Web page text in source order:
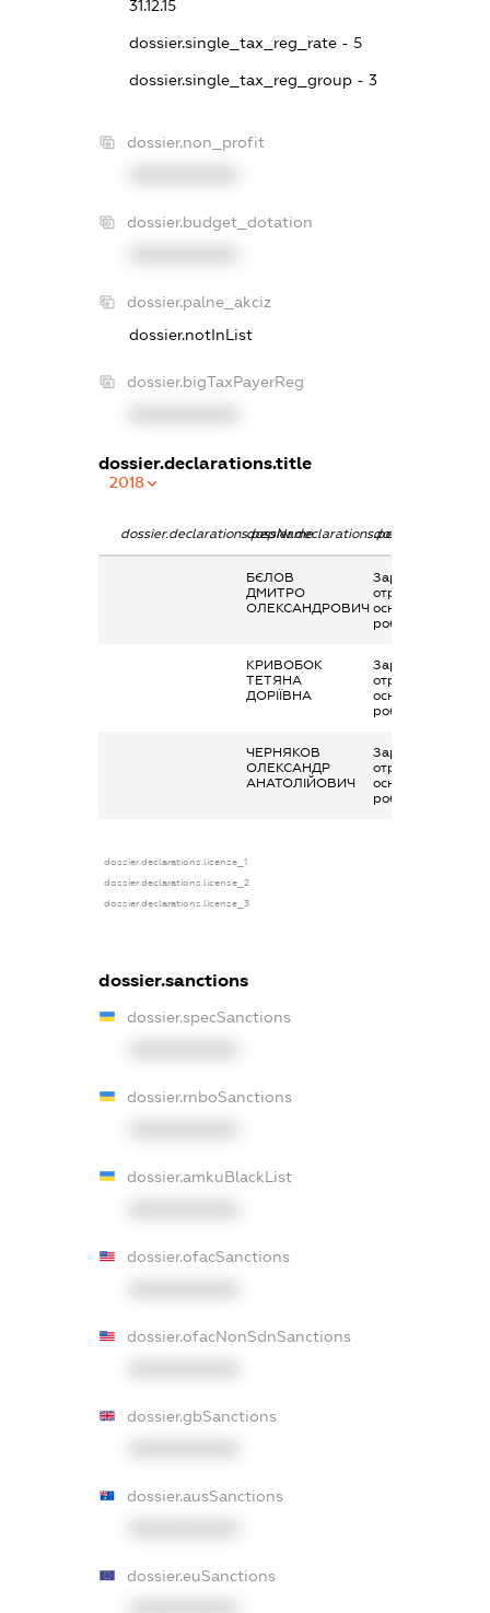
31.12.15
dossier.single_tax_reg_rate - 5
dossier.single_tax_reg_group - 3
dossier.non_profit
dossier.budget_dotation
dossier.palne_akciz
dossier.notInList
dossier.bigTaxPayerReg
dossier.declarations.title
2018
dossier.declarations.pepNamedossier.declarations.personName
БЄЛОВ
ДМИТРО
ОЛЕКСАНДРОВИЧ
Заробітна плата
отримана за
основним місцем
роботи
КРИВОБОК
ТЕТЯНА
ДОРІЇВНА
Заробітна плата
отримана за
основним місцем
роботи
ЧЕРНЯКОВ
ОЛЕКСАНДР
АНАТОЛІЙОВИЧ
Заробітна плата
отримана за
основним місцем
роботи
dossier.declarations.license_1
dossier.declarations.license_2
dossier.declarations.license_3
dossier.sanctions
dossier.specSanctions
dossier.rnboSanctions
dossier.amkuBlackList
dossier.ofacSanctions
dossier.ofacNonSdnSanctions
dossier.gbSanctions
dossier.ausSanctions
dossier.euSanctions